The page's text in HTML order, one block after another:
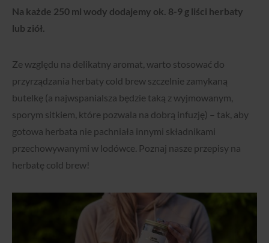
Na każde 250 ml wody dodajemy ok. 8-9 g liści herbaty
lub ziół.
Ze względu na delikatny aromat, warto stosować do
przyrządzania herbaty cold brew szczelnie zamykaną
butelkę (a najwspanialsza będzie taką z wyjmowanym,
sporym sitkiem, które pozwala na dobrą infuzję) – tak, aby
gotowa herbata nie pachniała innymi składnikami
przechowywanymi w lodówce. Poznaj nasze przepisy na
herbatę cold brew!